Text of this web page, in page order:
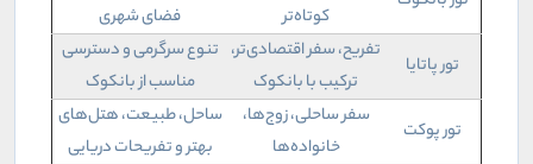
کوتاه‌تر
فضای شهری
تور پاتایا
تفریح، سفر اقتصادی‌تر،
ترکیب با بانکوک
تنوع سرگرمی و دسترسی
مناسب از بانکوک
تور پوکت
سفر ساحلی، زوج‌ها،
خانواده‌ها
ساحل، طبیعت، هتل‌های
بهتر و تفریحات دریایی